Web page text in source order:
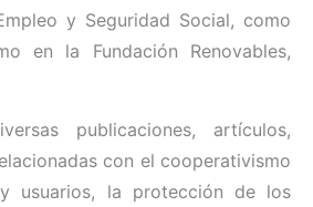
y Seguridad Social, como
en la Fundación Renovables,
publicaciones, artículos,
con el cooperativismo
usuarios, la protección de los